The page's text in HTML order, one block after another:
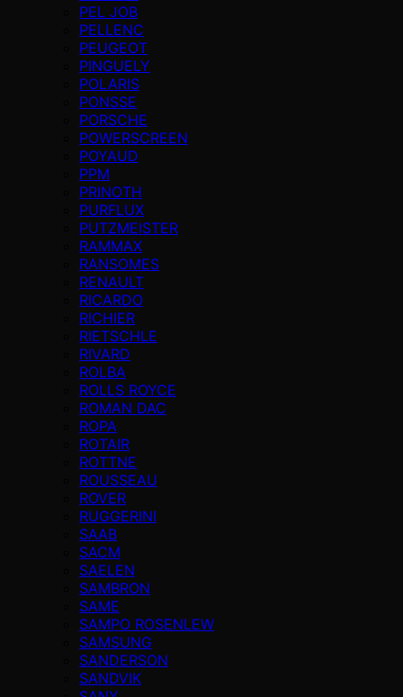
PEL JOB
PELLENC
PEUGEOT
PINGUELY
POLARIS
PONSSE
PORSCHE
POWERSCREEN
POYAUD
PPM
PRINOTH
PURFLUX
PUTZMEISTER
RAMMAX
RANSOMES
RENAULT
RICARDO
RICHIER
RIETSCHLE
RIVARD
ROLBA
ROLLS ROYCE
ROMAN DAC
ROPA
ROTAIR
ROTTNE
ROUSSEAU
ROVER
RUGGERINI
SAAB
SACM
SAELEN
SAMBRON
SAME
SAMPO ROSENLEW
SAMSUNG
SANDERSON
SANDVIK